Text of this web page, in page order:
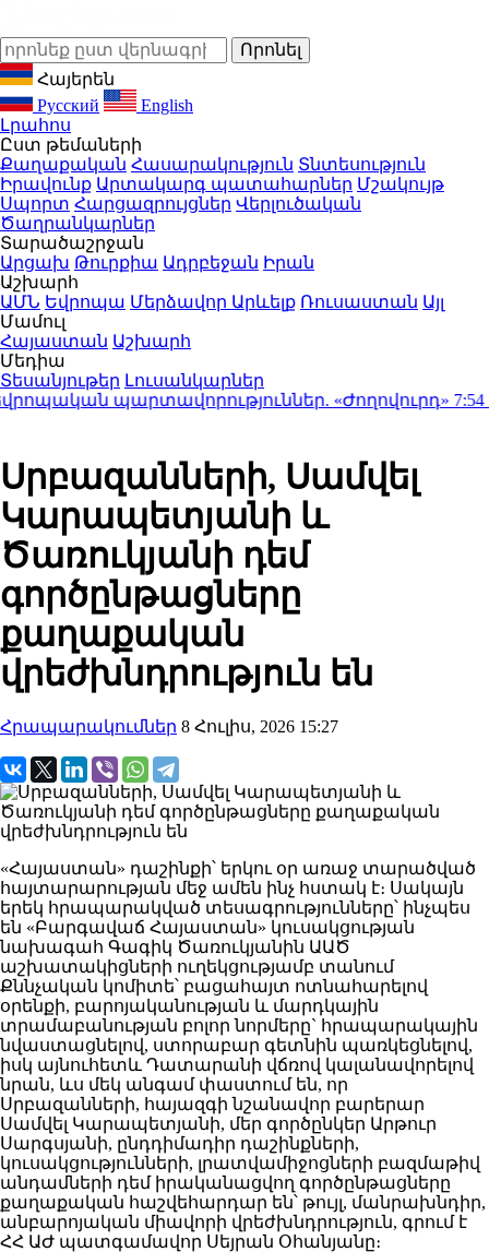
Հայերեն
Русский
English
Լրահոս
Ըստ թեմաների
Քաղաքական Հասարակություն Տնտեսություն
Իրավունք Արտակարգ պատահարներ Մշակույթ
Սպորտ Հարցազրույցներ Վերլուծական
Ծաղրանկարներ
Տարածաշրջան
Արցախ Թուրքիա Ադրբեջան Իրան
Աշխարհ
ԱՄՆ Եվրոպա Մերձավոր Արևելք Ռուսաստան Այլ
Մամուլ
Հայաստան Աշխարհ
Մեդիա
Տեսանյութեր Լուսանկարներ
պարտավորություններ. «Ժողովուրդ»7:54
Սրբազանների, Սամվել
Կարապետյանի և
Ծառուկյանի դեմ
գործընթացները
քաղաքական
վրեժխնդրություն են
Հրապարակումներ 8 Հուլիս, 2026 15:27
«Հայաստան» դաշինքի՝ երկու օր առաջ տարածված
հայտարարության մեջ ամեն ինչ հստակ է։ Սակայն
երեկ հրապարակված տեսագրությունները՝ ինչպես
են «Բարգավաճ Հայաստան» կուսակցության
նախագահ Գագիկ Ծառուկյանին ԱԱԾ
աշխատակիցների ուղեկցությամբ տանում
Քննչական կոմիտե՝ բացահայտ ոտնահարելով
օրենքի, բարոյականության և մարդկային
տրամաբանության բոլոր նորմերը` հրապարակային
նվաստացնելով, ստորաբար գետնին պառկեցնելով,
իսկ այնուհետև Դատարանի վճռով կալանավորելով
նրան, ևս մեկ անգամ փաստում են, որ
Սրբազանների, հայազգի նշանավոր բարերար
Սամվել Կարապետյանի, մեր գործընկեր Արթուր
Սարգսյանի, ընդդիմադիր դաշինքների,
կուսակցությունների, լրատվամիջոցների բազմաթիվ
անդամների դեմ իրականացվող գործընթացները
քաղաքական հաշվեհարդար են՝ թույլ, մանրախնդիր,
անբարոյական միավորի վրեժխնդրություն, գրում է
ՀՀ ԱԺ պատգամավոր Սեյրան Օհանյանը։